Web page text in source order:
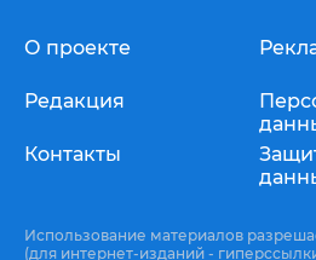
О проекте
Редакция
Контакты
Использование материалов
(для интернет-изданий -